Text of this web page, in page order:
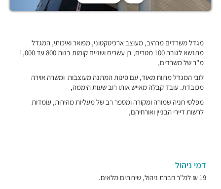
מגדל משרדים מרהיב, מעוצב ארכיטקטוני, מפואר ואיכותי, המגדל
מתנשא לגובה 100 מטרים, בן עשרים ושניים קומות בנות 800 עד 1,000
מ"ר של משרדים,
לובי המגדל מרווח מאוד, עם פינות המתנה מעוצבות ומשרה אוירה
מכובדת. עובד קבלה מאייש אותו רוב שעות היממה,
מפלסי חניה שמורה ומקורה ומספר רב של מעליות מהירות, עומדות
לרשות דיירי הבניין ואורחיהם,
דמי ניהול
19 ₪ למ"ר חברת ניהול, שירותים מלאים.